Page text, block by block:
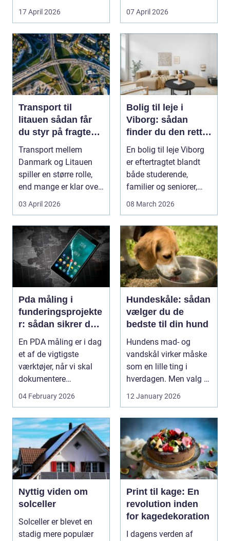
grænsen...
17 April 2026 07 April 2026
Transport til
litauen sådan får
du styr på fragten
til baltikum
Transport mellem
Danmark og Litauen
spiller en større rolle,
end mange er klar over.
Litauen er et n...
03 April 2026
Bolig til leje i
Viborg: sådan
finder du den rette
lejlighed
En bolig til leje Viborg
er eftertragtet blandt
både studerende,
familier og seniorer,
fordi b...
08 March 2026
Pda måling i
funderingsprojekte
r: sådan sikrer du
dokumenteret
bæreevne
En PDA måling er i dag
et af de vigtigste
værktøjer, når vi skal
dokumentere
bæreevnen af pæle til
04 February 2026
Hundeskåle: sådan
vælger du de
bedste til din hund
Hundens mad- og
vandskål virker måske
som en lille ting i
hverdagen. Men valg af
sk&arin...
12 January 2026
Nyttig viden om
solceller
Solceller er blevet en
stadig mere populær
Print til kage: En
revolution inden
for kagedekoration
I dagens verden af